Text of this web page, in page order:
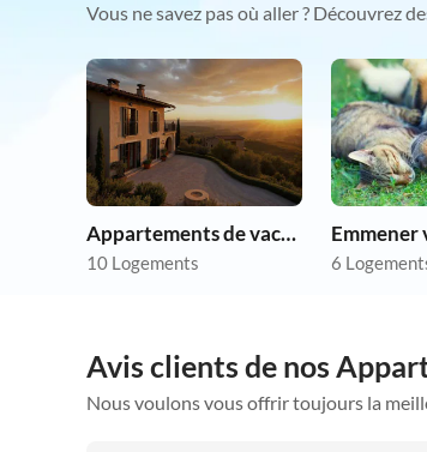
Vous ne savez pas où aller ? Découvrez
Appartements de vacances pas chers
10 Logements 6
Avis clients de nos
Nous voulons vous offrir toujours la